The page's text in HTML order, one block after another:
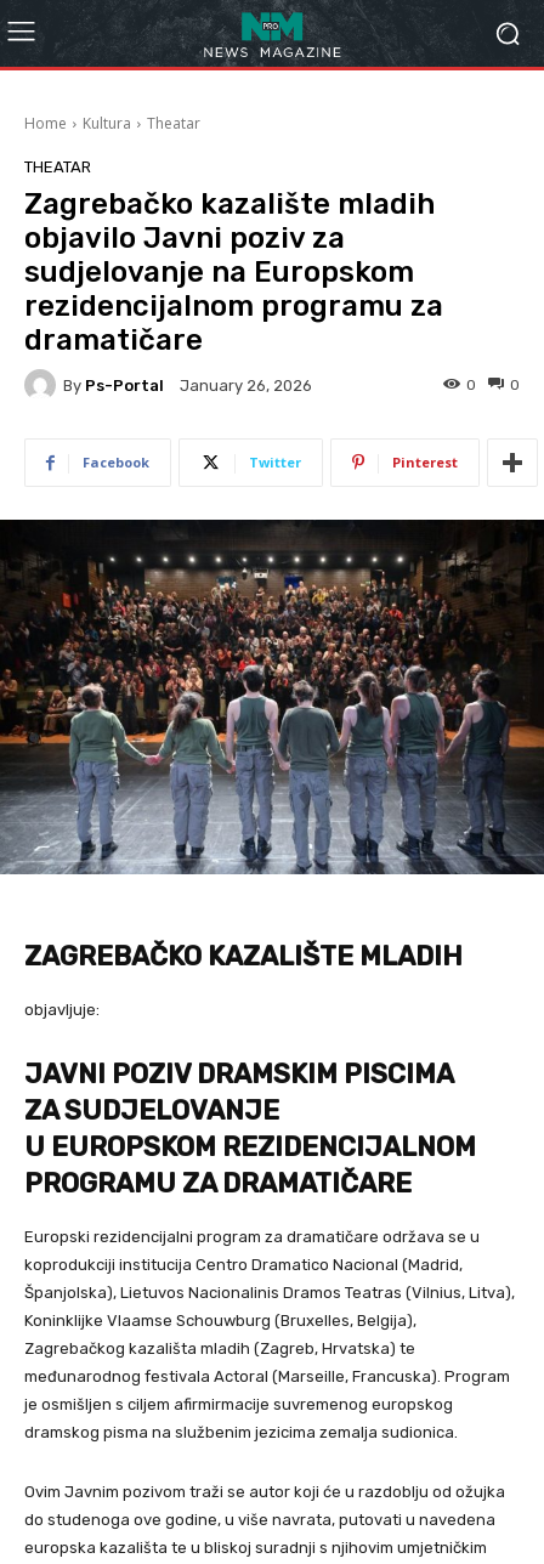
Home Kultura Theatar
THEATAR
Zagrebačko kazalište mladih
objavilo Javni poziv za
sudjelovanje na Europskom
rezidencijalnom programu za
dramatičare
By Ps-Portal January 26, 2026 0
0
Facebook Twitter Pinterest
ZAGREBAČKO KAZALIŠTE MLADIH
objavljuje:
JAVNI POZIV DRAMSKIM PISCIMA
ZA SUDJELOVANJE
U EUROPSKOM REZIDENCIJALNOM
PROGRAMU ZA DRAMATIČARE
Europski rezidencijalni program za dramatičare održava se u
koprodukciji institucija Centro Dramatico Nacional (Madrid,
Španjolska), Lietuvos Nacionalinis Dramos Teatras (Vilnius, Litva),
Koninklijke Vlaamse Schouwburg (Bruxelles, Belgija),
Zagrebačkog kazališta mladih (Zagreb, Hrvatska) te
međunarodnog festivala Actoral (Marseille, Francuska). Program
je osmišljen s ciljem afirmirmacije suvremenog europskog
dramskog pisma na službenim jezicima zemalja sudionica.
Ovim Javnim pozivom traži se autor koji će u razdoblju od ožujka
do studenoga ove godine, u više navrata, putovati u navedena
europska kazališta te u bliskoj suradnji s njihovim umjetničkim